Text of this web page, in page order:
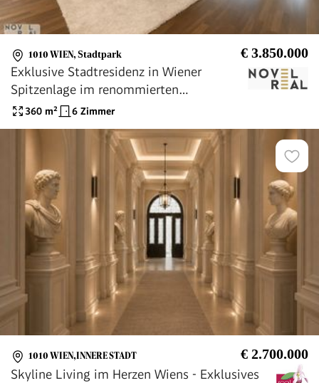
1010 WIEN, Stadtpark € 3.850.000
Exklusive Stadtresidenz in Wiener
Spitzenlage im renommierten
Hotelambiente
360 m² 6 Zimmer
1010 WIEN,INNERE STADT € 2.700.000
Skyline Living im Herzen Wiens - Exklusives